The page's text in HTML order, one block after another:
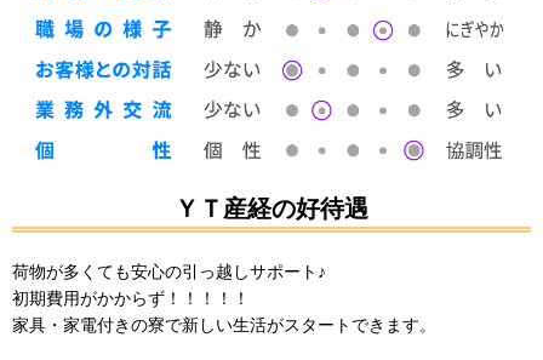
ＹＴ産経の好待遇
荷物が多くても安心の引っ越しサポート♪
初期費用がかからず！！！！！
家具・家電付きの寮で新しい生活がスタートできます。